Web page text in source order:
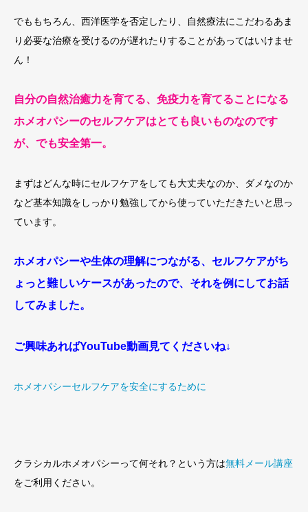
でももちろん、西洋医学を否定したり、自然療法にこだわるあま
り必要な治療を受けるのが遅れたりすることがあってはいけませ
ん！
自分の自然治癒力を育てる、免疫力を育てることになる
ホメオパシーのセルフケアはとても良いものなのです
が、でも安全第一。
まずはどんな時にセルフケアをしても大丈夫なのか、ダメなのか
など基本知識をしっかり勉強してから使っていただきたいと思っ
ています。
ホメオパシーや生体の理解につながる、セルフケアがち
ょっと難しいケースがあったので、それを例にしてお話
してみました。
ご興味あればYouTube動画見てくださいね↓
ホメオパシーセルフケアを安全にするために
クラシカルホメオパシーって何それ？という方は無料メール講座
をご利用ください。